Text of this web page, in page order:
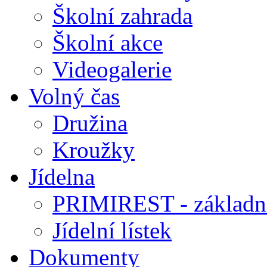
Školní zahrada
Školní akce
Videogalerie
Volný čas
Družina
Kroužky
Jídelna
PRIMIREST -
Jídelní lístek
Dokumenty